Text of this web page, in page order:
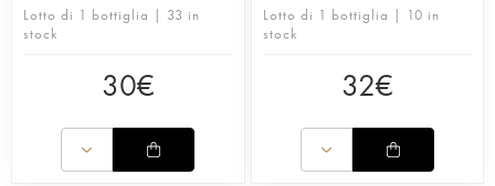
Lotto di 1 bottiglia | 33 in
stock
30€
Lotto di 1 bottiglia | 10 in
stock
32€